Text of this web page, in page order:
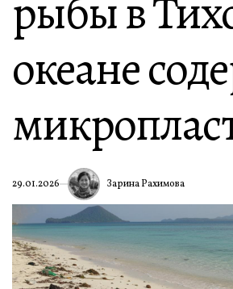
океане
29.01.2026 Зарина Рахимова